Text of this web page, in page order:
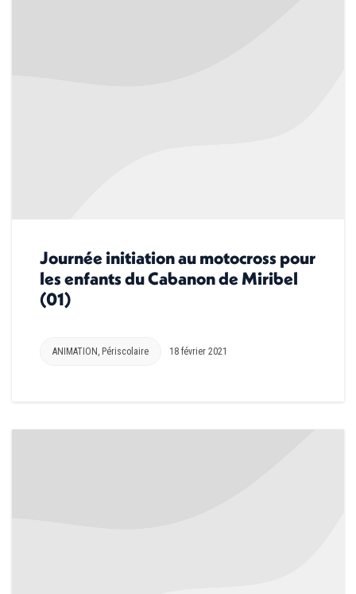
Journée initiation au motocross pour
les enfants du Cabanon de Miribel
(01)
ANIMATION , Périscolaire 18 février 2021